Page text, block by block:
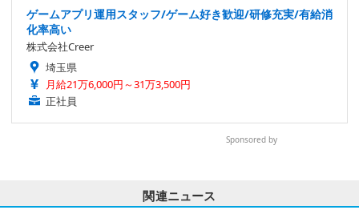
ゲームアプリ運用スタッフ/ゲーム好き歓迎/研修充実/有給消
化率高い
株式会社Creer
埼玉県
月給21万6,000円～31万3,500円
正社員
Sponsored by
関連ニュース